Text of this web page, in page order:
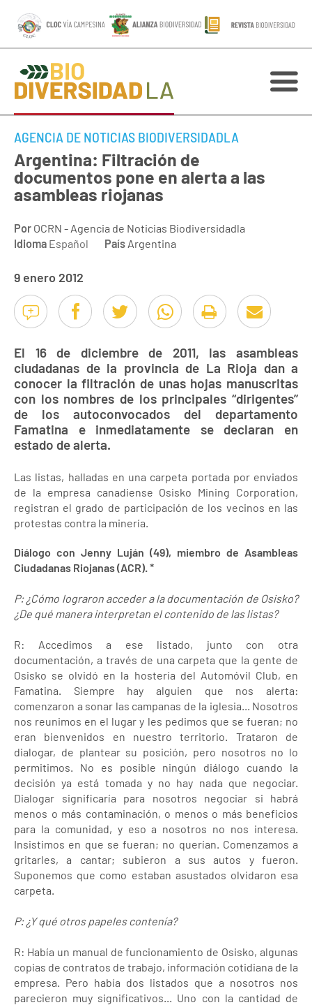
AGENCIA DE NOTICIAS BIODIVERSIDADLA
Argentina: Filtración de
documentos pone en alerta a las
asambleas riojanas
Por OCRN - Agencia de Noticias Biodiversidadla
Idioma Español País Argentina
9 enero 2012
El 16 de diciembre de 2011, las asambleas
ciudadanas de la provincia de La Rioja dan a
conocer la filtración de unas hojas manuscritas
con los nombres de los principales “dirigentes”
de los autoconvocados del departamento
Famatina e inmediatamente se declaran en
estado de alerta.
Las listas, halladas en una carpeta portada por enviados
de la empresa canadiense Osisko Mining Corporation,
registran el grado de participación de los vecinos en las
protestas contra la minería.
Diálogo con Jenny Luján (49), miembro de Asambleas
Ciudadanas Riojanas (ACR). *
P: ¿Cómo lograron acceder a la documentación de Osisko?
¿De qué manera interpretan el contenido de las listas?
R: Accedimos a ese listado, junto con otra
documentación, a través de una carpeta que la gente de
Osisko se olvidó en la hostería del Automóvil Club, en
Famatina. Siempre hay alguien que nos alerta:
comenzaron a sonar las campanas de la iglesia... Nosotros
nos reunimos en el lugar y les pedimos que se fueran; no
eran bienvenidos en nuestro territorio. Trataron de
dialogar, de plantear su posición, pero nosotros no lo
permitimos. No es posible ningún diálogo cuando la
decisión ya está tomada y no hay nada que negociar.
Dialogar significaría para nosotros negociar si habrá
menos o más contaminación, o menos o más beneficios
para la comunidad, y eso a nosotros no nos interesa.
Insistimos en que se fueran; no querían. Comenzamos a
gritarles, a cantar; subieron a sus autos y fueron.
Suponemos que como estaban asustados olvidaron esa
carpeta.
P: ¿Y qué otros papeles contenía?
R: Había un manual de funcionamiento de Osisko, algunas
copias de contratos de trabajo, información cotidiana de la
empresa. Pero había dos listados que a nosotros nos
parecieron muy significativos... Uno con la cantidad de